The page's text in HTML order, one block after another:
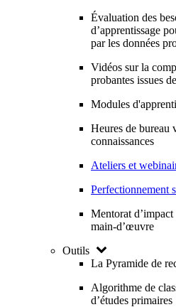
Évaluation des
d’apprentissage
par les données
Vidéos sur la
probantes issues
Modules
Heures de bureau
connaissances
Ateliers et
Perfectionnement
Mentorat
main-d’œuvre
Outils
La Pyramide de
Algorithme de
d’études primaires